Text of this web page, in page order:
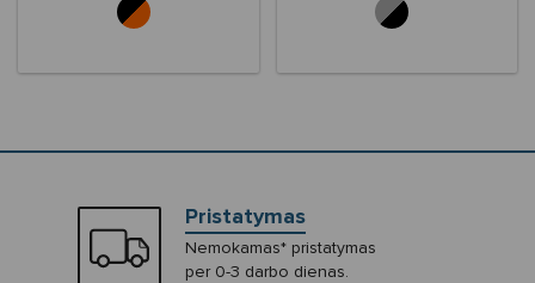
Pristatymas
Nemokamas* pristatymas
per 0-3 darbo dienas.